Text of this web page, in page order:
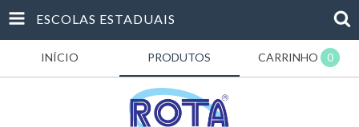
ESCOLAS ESTADUAIS
INÍCIO PRODUTOS CARRINHO 0